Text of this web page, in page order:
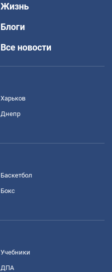
Жизнь
Блоги
Все новости
Харьков
Днепр
Баскетбол
Бокс
Учебники
ДПА